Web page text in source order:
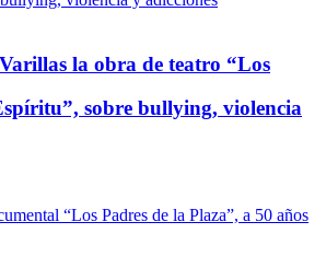
la obra de teatro “Los
sobre bullying, violencia